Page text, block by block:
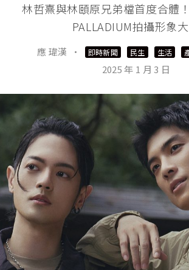
林哲熹與林頤原兄弟檔首度合體
PALLADIUM拍攝形象
應 瑋漢 · 即時新聞 民生 生活
2025 年 1 月 3 日